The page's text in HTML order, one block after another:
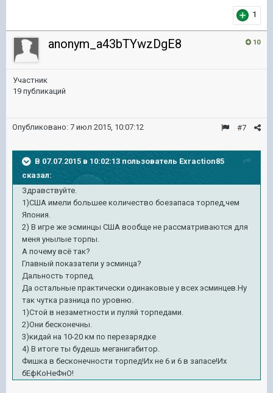
1
10
anonym_a43bTYwzDgE8
Участник
19 публикаций
#7
Опубликовано: 7 июл 2015, 10:07:12
В 07.07.2015 в 10:02:13 пользователь Exraction85
сказал:
Здравствуйте.
1)США имели большее количество боезапаса торпед,чем
Япония.
2) В игре же эсминцы США вообще не рассматриваются для
меня унылые торпы.
А почему всё так?
Главный показатели у эсминца?
Дальность торпед.
Да остальные практически одинаковые у всех эсминцев.Ну
так чутка разница по уровню.
1)Стой в незаметности и пуляй торпедами.
2)Они бесконечны.
3)кидай на 10-20 км по перезарядке
4) В итоге ты будешь меганигабитор.
Фишка в бесконечности торпед!Их не 6 и 6 в запасе!Их
бЕфКоНеФнО!